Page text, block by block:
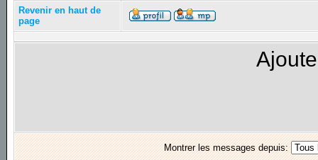
Revenir en haut de
page
Montrer les messages depuis: